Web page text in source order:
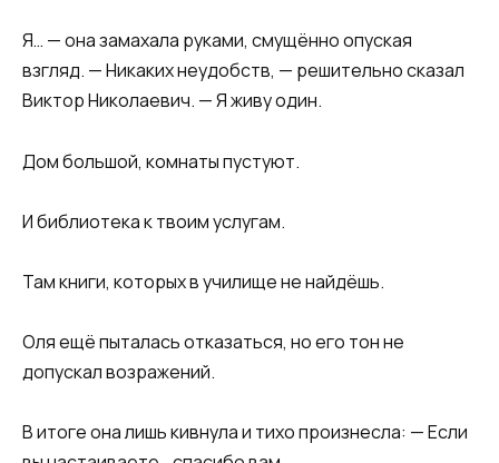
Я… — она замахала руками, смущённо опуская
взгляд. — Никаких неудобств, — решительно сказал
Виктор Николаевич. — Я живу один.
Дом большой, комнаты пустуют.
И библиотека к твоим услугам.
Там книги, которых в училище не найдёшь.
Оля ещё пыталась отказаться, но его тон не
допускал возражений.
В итоге она лишь кивнула и тихо произнесла: — Если